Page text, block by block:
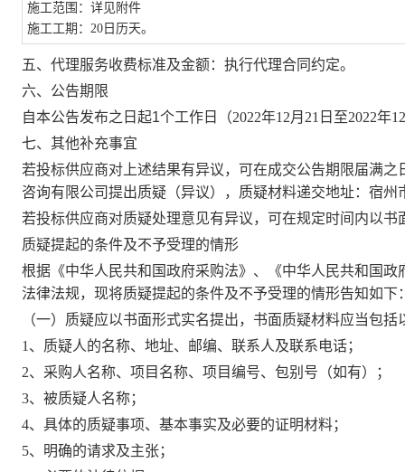
施工范围：详见附件
施工工期： 20日历天。
五、 代理服务收费标准及金额：执行代理合同约定。
六、公告期限
自本公告发布之日起1个工作日（2022年12月21日至2022年
七、其他补充事宜
若投标供应商对上述结果有异议，可在成交公告期限届满之
咨询有限公司提出质疑（异议），质疑材料递交地址：宿
若投标供应商对质疑处理意见有异议，可在规定时间内以
质疑提起的条件及不予受理的情形
根据《中华人民共和国政府采购法》、《中华人民共和国
法律法规，现将质疑提起的条件及不予受理的情形告知如下
（一）质疑应以书面形式实名提出，书面质疑材料应当包括
1、质疑人的名称、地址、邮编、联系人及联系电话；
2、采购人名称、项目名称、项目编号、包别号（如有）；
3、被质疑人名称；
4、具体的质疑事项、基本事实及必要的证明材料；
5、明确的请求及主张；